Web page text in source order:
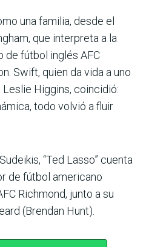
una familia, desde el
que interpreta a la
fútbol inglés AFC
Swift, quien da vida a uno
Higgins, coincidió:
todo volvió a fluir
“Ted Lasso” cuenta
de fútbol americano
Richmond, junto a su
(Brendan Hunt).